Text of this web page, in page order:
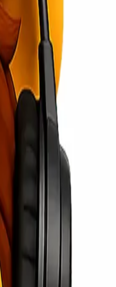
yang stabil.
masuknya kontaminan.
dapat menggunakan kotak asli
perangkat dari guncangan
busa.